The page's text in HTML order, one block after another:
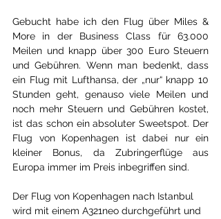
Gebucht habe ich den Flug über Miles &
More in der Business Class für 63.000
Meilen und knapp über 300 Euro Steuern
und Gebühren. Wenn man bedenkt, dass
ein Flug mit Lufthansa, der „nur“ knapp 10
Stunden geht, genauso viele Meilen und
noch mehr Steuern und Gebühren kostet,
ist das schon ein absoluter Sweetspot. Der
Flug von Kopenhagen ist dabei nur ein
kleiner Bonus, da Zubringerflüge aus
Europa immer im Preis inbegriffen sind.
Der Flug von Kopenhagen nach Istanbul
wird mit einem A321neo durchgeführt und